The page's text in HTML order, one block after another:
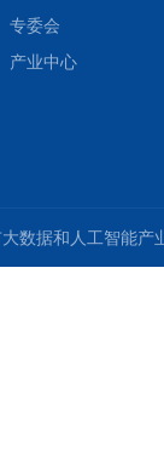
专委会
产业中心
数据和人工智能产